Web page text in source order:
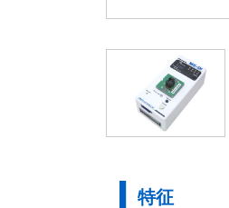
特征